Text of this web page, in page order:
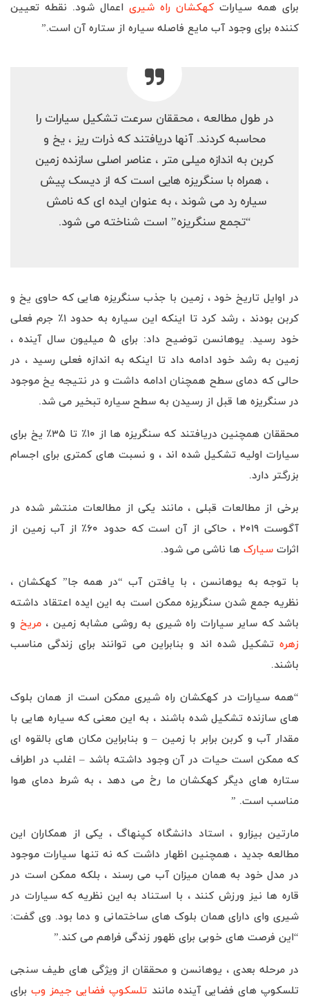
برای همه سیاراتکهکشان راه شیری اعمال شود. نقطه تعیین
کننده برای وجود آب مایع فاصله سیاره از ستاره آن است.”
در طول مطالعه ، محققان سرعت تشکیل سیارات را
محاسبه کردند. آنها دریافتند که ذرات ریز ، یخ و
کربن به اندازه میلی متر ، عناصر اصلی سازنده زمین
، همراه با سنگریزه هایی است که از دیسک پیش
سیاره رد می شوند ، به عنوان ایده ای که نامش
“تجمع سنگریزه” است شناخته می شود.
در اوایل تاریخ خود ، زمین با جذب سنگریزه هایی که حاوی یخ و
کربن بودند ، رشد کرد تا اینکه این سیاره به حدود ۱٪ جرم فعلی
خود رسید. یوهانسن توضیح داد: برای ۵ میلیون سال آینده ،
زمین به رشد خود ادامه داد تا اینکه به اندازه فعلی رسید ، در
حالی که دمای سطح همچنان ادامه داشت و در نتیجه یخ موجود
در سنگریزه ها قبل از رسیدن به سطح سیاره تبخیر می شد.
محققان همچنین دریافتند که سنگریزه ها از ۱۰٪ تا ۳۵٪ یخ برای
سیارات اولیه تشکیل شده اند ، و نسبت های کمتری برای اجسام
بزرگتر دارد.
برخی از مطالعات قبلی ، مانند یکی از مطالعات منتشر شده در
آگوست ۲۰۱۹ ، حاکی از آن است که حدود ۶۰٪ از آب زمین از
اثرات سیارک ها ناشی می شود.
با توجه به یوهانسن ، با یافتن آب “در همه جا” کهکشان ،
نظریه جمع شدن سنگریزه ممکن است به این ایده اعتقاد داشته
باشد که سایر سیارات راه شیری به روشی مشابه زمین ،مریخ و
زهره تشکیل شده اند و بنابراین می توانند برای زندگی مناسب
باشند.
“همه سیارات در کهکشان راه شیری ممکن است از همان بلوک
های سازنده تشکیل شده باشند ، به این معنی که سیاره هایی با
مقدار آب و کربن برابر با زمین – و بنابراین مکان های بالقوه ای
که ممکن است حیات در آن وجود داشته باشد – اغلب در اطراف
ستاره های دیگر کهکشان ما رخ می دهد ، به شرط دمای هوا
مناسب است. ”
مارتین بیزارو ، استاد دانشگاه كپنهاگ ، یكی از همكاران این
مطالعه جدید ، همچنین اظهار داشت كه نه تنها سیارات موجود
در مدل خود به همان میزان آب می رسند ، بلكه ممكن است در
قاره ها نیز ورزش كنند ، با استناد به این نظریه كه سیارات در
شیری وای دارای همان بلوک های ساختمانی و دما بود. وی گفت:
“این فرصت های خوبی برای ظهور زندگی فراهم می کند.”
در مرحله بعدی ، یوهانسن و محققان از ویژگی های طیف سنجی
تلسکوپ های فضایی آینده مانند تلسکوپ فضایی جیمز وببرای